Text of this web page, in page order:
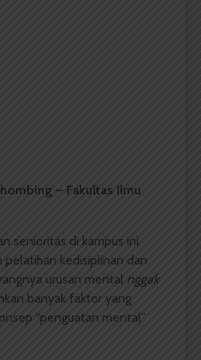
– Fakultas Ilmu
senioritas di kampus ini
pelatihan kedisiplinan dan
urusan mental nggak
banyak faktor yang
“penguatan mental”